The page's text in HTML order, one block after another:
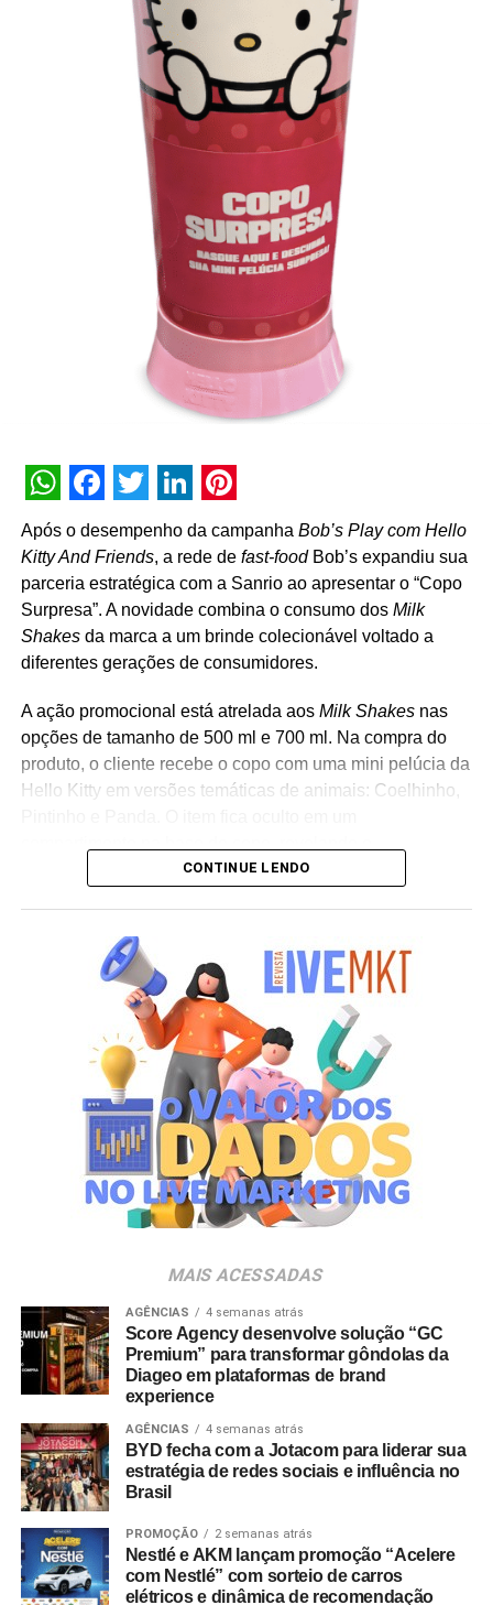
Anitta e Lu se unem em hit para marcar chegada
da Magalu ao Rio
Taboola se torna uma empresa pública e começa
a negociar suas ações na Nasdaq
WhatsApp
Facebook
Twitter
LinkedIn
Pinterest
Após o desempenho da campanha Bob’s Play com Hello
Kitty And Friends, a rede de fast-foodBob’s expandiu sua
parceria estratégica com a Sanrio ao apresentar o “Copo
Surpresa”. A novidade combina o consumo dos Milk
Shakesda marca a um brinde colecionável voltado a
diferentes gerações de consumidores.
A ação promocional está atrelada aos Milk Shakesnas
opções de tamanho de 500 ml e 700 ml. Na compra do
produto, o cliente recebe o copo com uma mini pelúcia da
Hello Kitty em versões temáticas de animais: Coelhinho,
personagem surpresa apenas no momento da abertura
criação de experiências afetivas para diferentes
gerações. Com o Copo Surpresa, queremos trazer um
novo momento de interação com a marca, adicionando
um elemento de surpresa que torna cada visita ao Bob’s
ainda mais divertida”, aponta Renata Brigatti Lange,
diretora de marketing do Bob’s.
A campanha possui abrangência nacional e estará
disponível por tempo limitado em todos os restaurantes
da rede até 31 de agosto de 2026, ou enquanto durarem
os estoques nas unidades.
CONTINUE LENDO
MAIS ACESSADAS
AGÊNCIAS 4 semanas atrás
Score Agency desenvolve solução “GC
Premium” para transformar gôndolas da
Diageo em plataformas de brand
experience
AGÊNCIAS 4 semanas atrás
BYD fecha com a Jotacom para liderar sua
estratégia de redes sociais e influência no
Brasil
PROMOÇÃO 2 semanas atrás
Nestlé e AKM lançam promoção “Acelere
com Nestlé” com sorteio de carros
elétricos e dinâmica de recomendação